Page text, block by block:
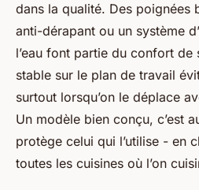
dans la qualité. Des poignées
anti-dérapant ou un système
l’eau font partie du confort
stable sur le plan de travail
surtout lorsqu’on le déplace
Un modèle bien conçu, c’est
protège celui qui l’utilise - en
toutes les cuisines où l’on